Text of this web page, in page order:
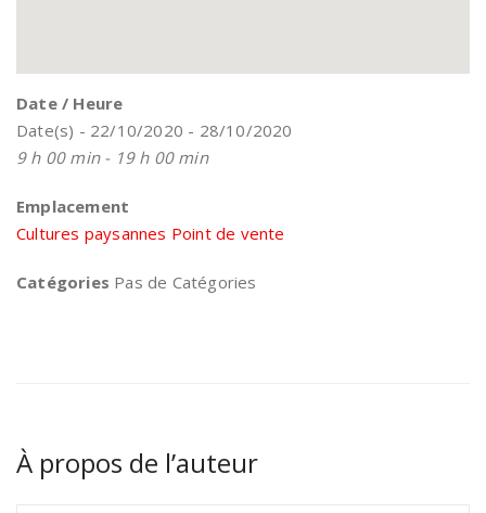
Date / Heure
Date(s) - 22/10/2020 - 28/10/2020
9 h 00 min - 19 h 00 min
Emplacement
Cultures paysannes Point de vente
Catégories Pas de Catégories
À propos de l’auteur